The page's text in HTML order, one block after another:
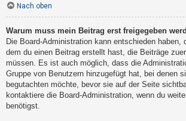
Nach oben
Warum muss mein Beitrag erst freigegeben
Die Board-Administration kann entschieden haben,
dem du einen Beitrag erstellt hast, die Beiträge
müssen. Es ist auch möglich, dass die
Gruppe von Benutzern hinzugefügt hat, bei denen
begutachten möchte, bevor sie auf der Seite
kontaktiere die Board-Administration, wenn du
benötigst.